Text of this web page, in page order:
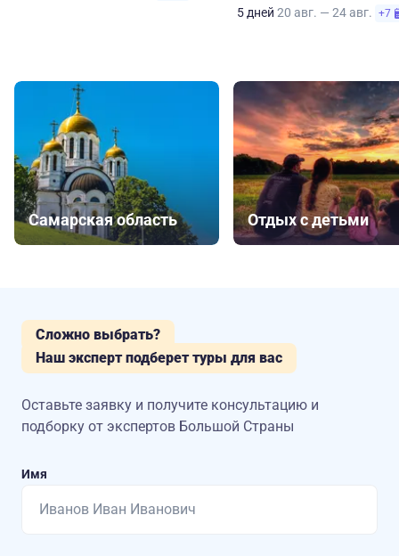
5 дней 20 авг. — 24 авг. +7
Самарская область Отдых с детьми
Сложно выбрать?
Наш эксперт подберет туры для вас
Оставьте заявку и получите консультацию и
подборку от экспертов Большой Страны
Имя